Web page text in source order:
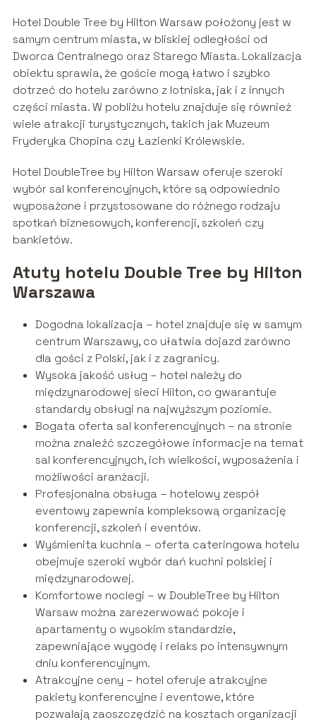
Hotel Double Tree by Hilton Warsaw położony jest w
samym centrum miasta, w bliskiej odległości od
Dworca Centralnego oraz Starego Miasta. Lokalizacja
obiektu sprawia, że goście mogą łatwo i szybko
dotrzeć do hotelu zarówno z lotniska, jak i z innych
części miasta. W pobliżu hotelu znajduje się również
wiele atrakcji turystycznych, takich jak Muzeum
Fryderyka Chopina czy Łazienki Królewskie.
Hotel DoubleTree by Hilton Warsaw oferuje szeroki
wybór sal konferencyjnych, które są odpowiednio
wyposażone i przystosowane do różnego rodzaju
spotkań biznesowych, konferencji, szkoleń czy
bankietów.
Atuty hotelu Double Tree by Hilton
Warszawa
Dogodna lokalizacja – hotel znajduje się w samym
centrum Warszawy, co ułatwia dojazd zarówno
dla gości z Polski, jak i z zagranicy.
Wysoka jakość usług – hotel należy do
międzynarodowej sieci Hilton, co gwarantuje
standardy obsługi na najwyższym poziomie.
Bogata oferta sal konferencyjnych – na stronie
można znaleźć szczegółowe informacje na temat
sal konferencyjnych, ich wielkości, wyposażenia i
możliwości aranżacji.
Profesjonalna obsługa – hotelowy zespół
eventowy zapewnia kompleksową organizację
konferencji, szkoleń i eventów.
Wyśmienita kuchnia – oferta cateringowa hotelu
obejmuje szeroki wybór dań kuchni polskiej i
międzynarodowej.
Komfortowe noclegi – w DoubleTree by Hilton
Warsaw można zarezerwować pokoje i
apartamenty o wysokim standardzie,
zapewniające wygodę i relaks po intensywnym
dniu konferencyjnym.
Atrakcyjne ceny – hotel oferuje atrakcyjne
pakiety konferencyjne i eventowe, które
pozwalają zaoszczędzić na kosztach organizacji